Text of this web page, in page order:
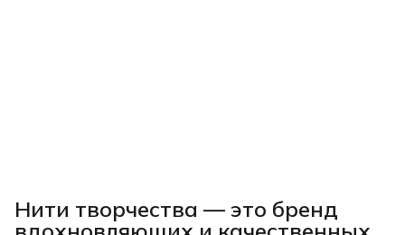
Нити творчества — это бренд